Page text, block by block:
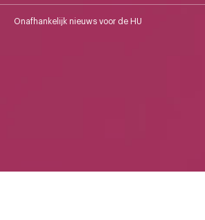
Onafhankelijk nieuws voor de HU